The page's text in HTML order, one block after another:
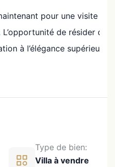
pour une visite
L’opportunité de résider
à l’élégance supérieure
Type de bien:
Villa à vendre